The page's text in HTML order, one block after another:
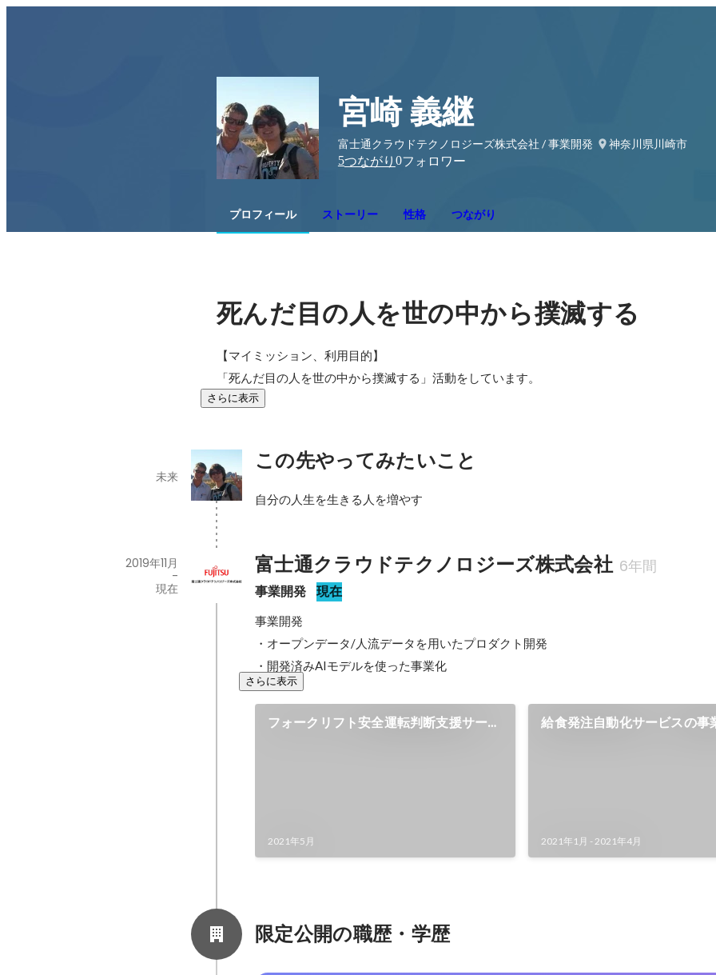
宮崎 義継
富士通クラウドテクノロジーズ株式会社 / 事業開発
神奈川県川崎市
5つながり 0フォロワー
プロフィール ストーリー 性格 つながり
死んだ目の人を世の中から撲滅する
【マイミッション、利用目的】
「死んだ目の人を世の中から撲滅する」活動をしています。
さらに表示
この先やってみたいこと
未来
自分の人生を生きる人を増やす
富士通クラウドテクノロジーズ株式会社 6年間
事業開発 現在
2019年11月
-
現在
事業開発
・オープンデータ/人流データを用いたプロダクト開発
・開発済みAIモデルを使った事業化
さらに表示
フォークリフト安全運転判断支援サービ
2021年5月
給食発注自動化サービスの事
2021年1月 -2021年4月
限定公開の職歴・学歴